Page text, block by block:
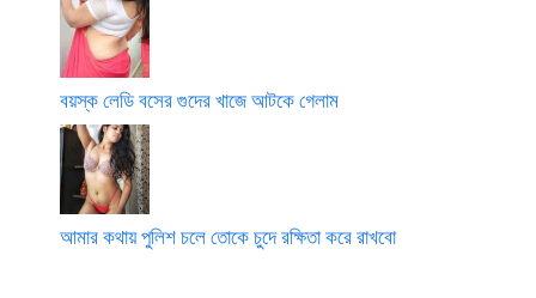
বয়স্ক লেডি বসের গুদের খাজে আটকে গেলাম
আমার কথায় পুলিশ চলে তোকে চুদে রক্ষিতা করে রাখবো